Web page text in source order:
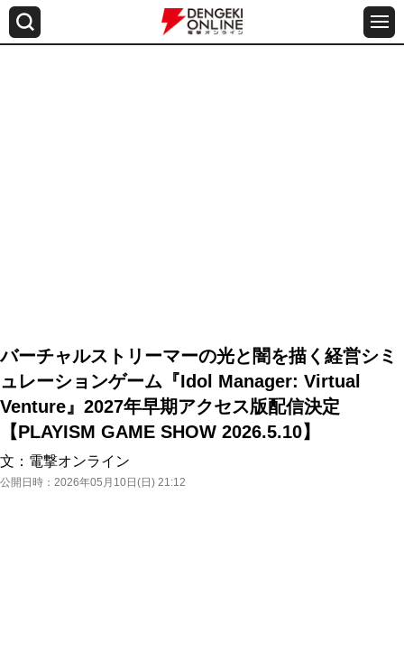
バーチャルストリーマーの光と闇を描く経営シミ
ュレーションゲーム『Idol Manager: Virtual
Venture』2027年早期アクセス版配信決定
【PLAYISM GAME SHOW 2026.5.10】
文： 電撃オンライン
公開日時： 2026年05月10日(日) 21:12